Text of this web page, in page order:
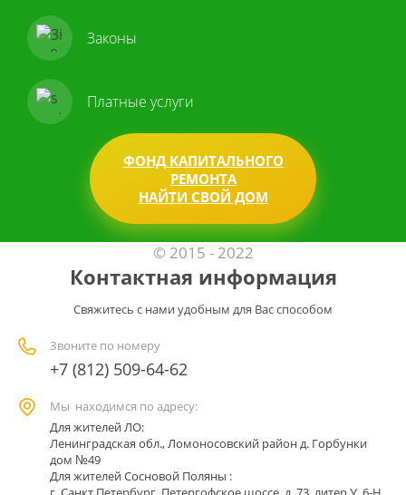
Законы
Платные услуги
ФОНД КАПИТАЛЬНОГО
РЕМОНТА
НАЙТИ СВОЙ ДОМ
© 2015 - 2022
Контактная информация
Свяжитесь с нами удобным для Вас способом
Звоните по номеру
+7 (812) 509-64-62
Мы находимся по адресу:
Для жителей ЛО:
Ленинградская обл., Ломоносовский район д. Горбунки
дом №49
Для жителей Сосновой Поляны :